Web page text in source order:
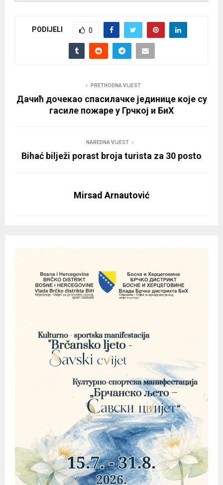
PODIJELI 0
PRETHODNA VIJEST
Дачић дочекао спасилачке јединице које су
гасиле пожаре у Грчкој и БиХ
NAREDNA VIJEST
Bihać bilježi porast broja turista za 30 posto
Mirsad Arnautović